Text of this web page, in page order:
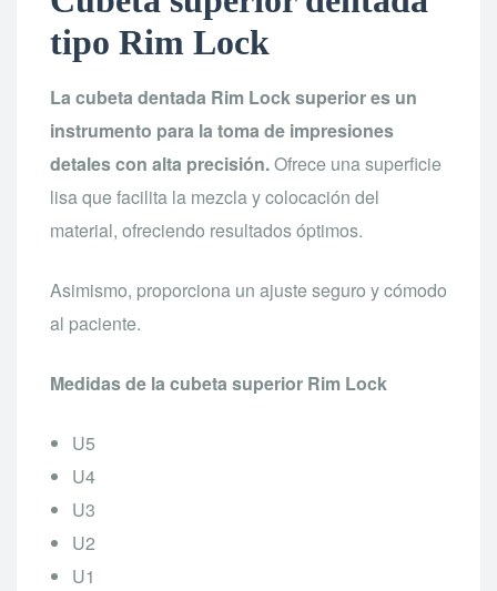
tipo Rim Lock
La cubeta dentada Rim Lock superior es un
instrumento para la toma de impresiones
detales con alta precisión.Ofrece una superficie
lisa que facilita la mezcla y colocación del
material, ofreciendo resultados óptimos.
Asimismo, proporciona un ajuste seguro y cómodo
al paciente.
Medidas de la cubeta superior Rim Lock
U5
U4
U3
U2
U1